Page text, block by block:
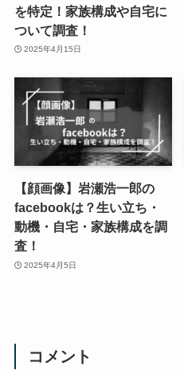
を特定！家族構成や自宅に
ついて調査！
2025年4月15日
【顔画像】岩瀬浩一郎の
facebookは？生い立ち・
動機・自宅・家族構成を調
査！
2025年4月5日
コメント